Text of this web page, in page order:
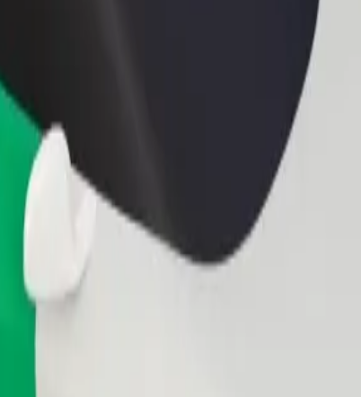
quello perfetto per il tuo viaggio.